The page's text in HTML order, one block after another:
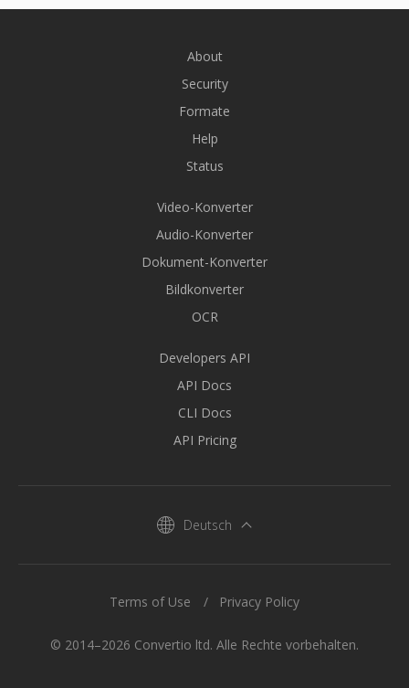
About
Security
Formate
Help
Status
Video-Konverter
Audio-Konverter
Dokument-Konverter
Bildkonverter
OCR
Developers API
API Docs
CLI Docs
API Pricing
Deutsch
© 2014–2026 Convertio ltd. Alle Rechte vorbehalten.
Terms of Use Privacy Policy